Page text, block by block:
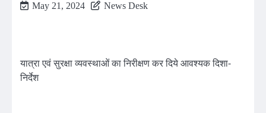
May 21, 2024 News Desk
यात्रा एवं सुरक्षा व्यवस्थाओं का निरीक्षण कर दिये आवश्यक दिशा-
निर्देश